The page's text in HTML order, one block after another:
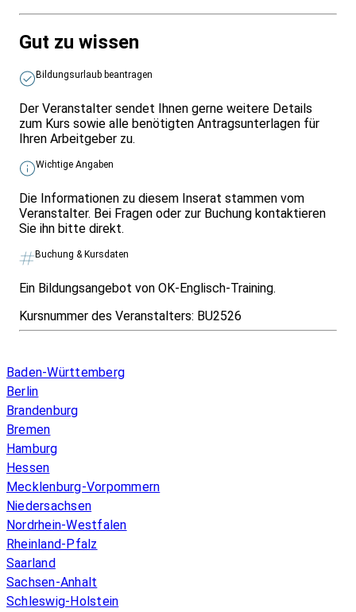
Gut zu wissen
Bildungsurlaub beantragen
Der Veranstalter sendet Ihnen gerne weitere Details
zum Kurs sowie alle benötigten Antragsunterlagen für
Ihren Arbeitgeber zu.
Wichtige Angaben
Die Informationen zu diesem Inserat stammen vom
Veranstalter. Bei Fragen oder zur Buchung kontaktieren
Sie ihn bitte direkt.
Buchung & Kursdaten
Ein Bildungsangebot von OK-Englisch-Training.
Kursnummer des Veranstalters: BU2526
Baden-Württemberg
Berlin
Brandenburg
Bremen
Hamburg
Hessen
Mecklenburg-Vorpommern
Niedersachsen
Nordrhein-Westfalen
Rheinland-Pfalz
Saarland
Sachsen-Anhalt
Schleswig-Holstein